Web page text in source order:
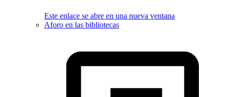
Este enlace se abre en una nueva ventana
Aforo en las bibliotecas